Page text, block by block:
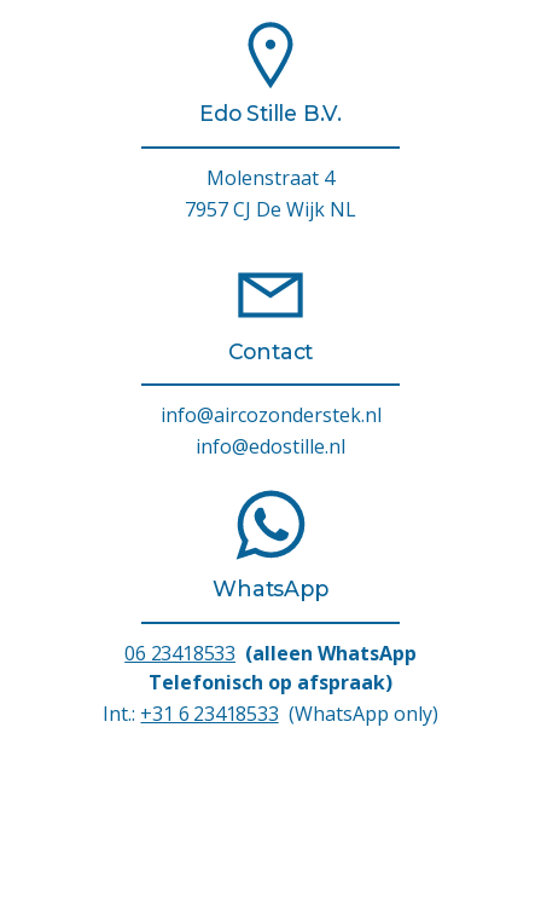
Edo Stille B.V.
Molenstraat 4
7957 CJ De Wijk NL
Contact
info@aircozonderstek.nl
info@edostille.nl
WhatsApp
06 23418533 (alleen WhatsApp
Telefonisch op afspraak)
Int.: +31 6 23418533 (WhatsApp only)